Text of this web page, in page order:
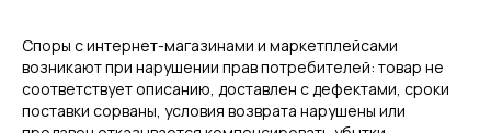
Споры с интернет-магазинами и маркетплейсами
возникают при нарушении прав потребителей: товар не
соответствует описанию, доставлен с дефектами, сроки
поставки сорваны, условия возврата нарушены или